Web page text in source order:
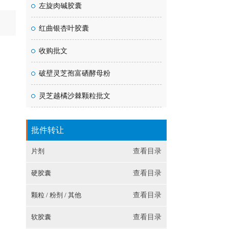
左旋肉碱胶囊
红曲银杏叶胶囊
收购批文
破壁灵芝孢富硒酵母粉
灵芝越橘沙棘颗粒批文
批件转让
片剂 查看目录
硬胶囊 查看目录
颗粒 / 粉剂 / 其他 查看目录
软胶囊 查看目录